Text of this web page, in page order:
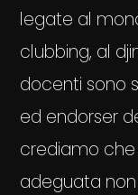
legate al
clubbing, al
docenti sono
ed endorser
crediamo che
adeguata